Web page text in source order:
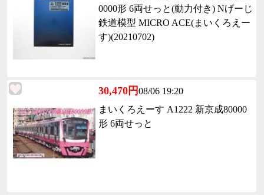
0000形 6両せっと(動力付き) Nげーじ
鉄道模型 MICRO ACE(まいくろえー
す)(20210702)
30,470円08/06 19:20
まいくろえーす A1222 新京成80000
形 6両せっと